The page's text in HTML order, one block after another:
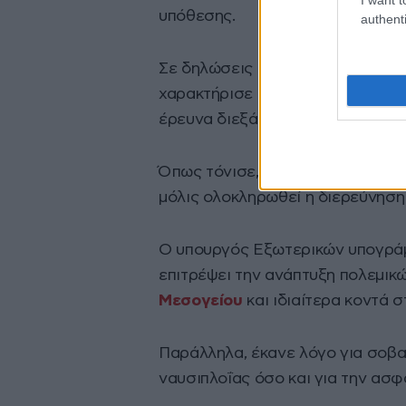
υπόθεσης.
Σε δηλώσεις του προσερχόμενος
χαρακτήρισε την υπόθεση
έρευνα διεξάγεται από το Γενικό
Όπως τόνισε, η ελληνική
μόλις ολοκληρωθεί η
Ο υπουργός Εξωτερικών
επιτρέψει την ανάπτυξη
Μεσογείου και ιδιαίτερα κοντά
Παράλληλα, έκανε λόγο για
ναυσιπλοΐας όσο και για την